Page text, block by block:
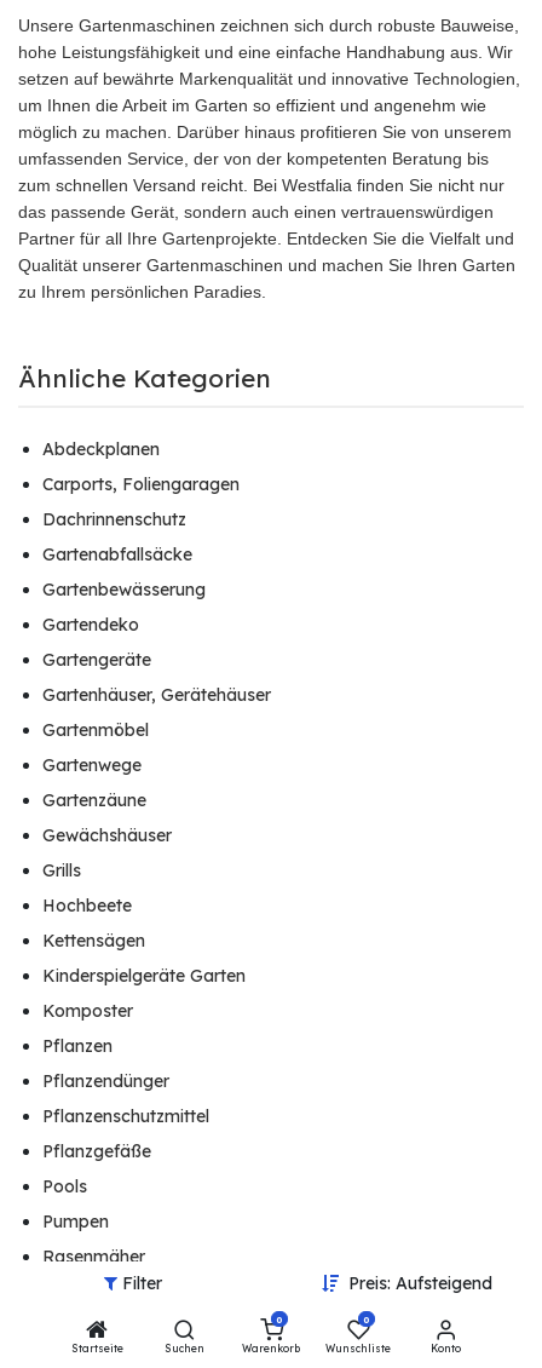
Filter Preis: Aufsteigend
Startseite Suchen
0
Warenkorb
0
Wunschliste Konto
Unsere Gartenmaschinen zeichnen sich durch robuste Bauweise,
hohe Leistungsfähigkeit und eine einfache Handhabung aus. Wir
setzen auf bewährte Markenqualität und innovative Technologien,
um Ihnen die Arbeit im Garten so effizient und angenehm wie
möglich zu machen. Darüber hinaus profitieren Sie von unserem
umfassenden Service, der von der kompetenten Beratung bis
zum schnellen Versand reicht. Bei Westfalia finden Sie nicht nur
das passende Gerät, sondern auch einen vertrauenswürdigen
Partner für all Ihre Gartenprojekte. Entdecken Sie die Vielfalt und
Qualität unserer Gartenmaschinen und machen Sie Ihren Garten
zu Ihrem persönlichen Paradies.
Ähnliche Kategorien
Abdeckplanen
Carports, Foliengaragen
Dachrinnenschutz
Gartenabfallsäcke
Gartenbewässerung
Gartendeko
Gartengeräte
Gartenhäuser, Gerätehäuser
Gartenmöbel
Gartenwege
Gartenzäune
Gewächshäuser
Grills
Hochbeete
Kettensägen
Kinderspielgeräte Garten
Komposter
Pflanzen
Pflanzendünger
Pflanzenschutzmittel
Pflanzgefäße
Pools
Pumpen
Rasenmäher
Sonnenschutz, Sichtschutz
Teichbau